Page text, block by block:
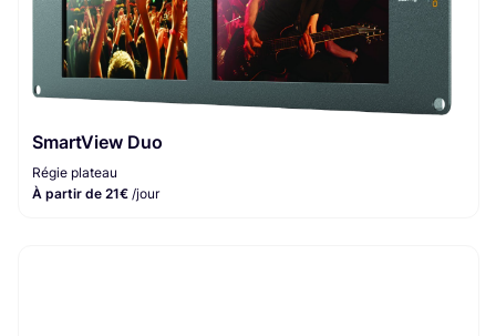
SmartView Duo
Régie plateau
À partir de 21€ /jour